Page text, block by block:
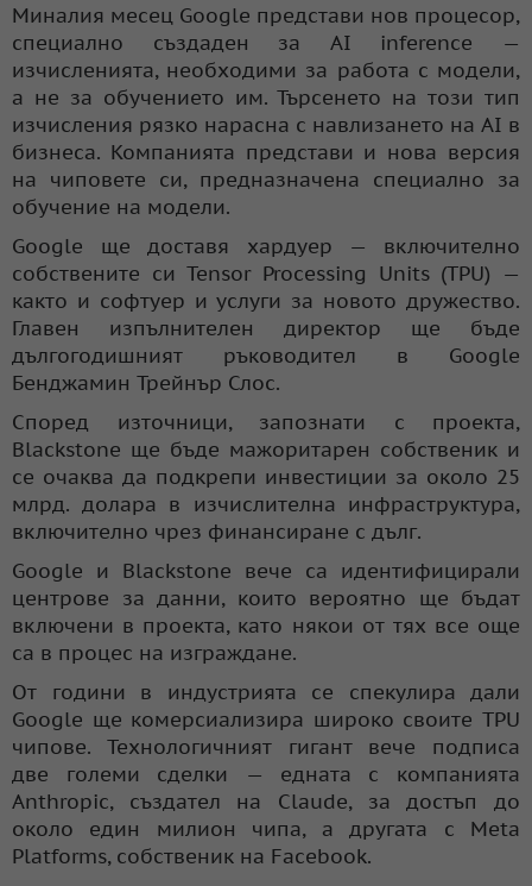
Миналия месец Google представи нов процесор,
специално създаден за AI inference —
изчисленията, необходими за работа с модели,
а не за обучението им. Търсенето на този тип
изчисления рязко нарасна с навлизането на AI в
бизнеса. Компанията представи и нова версия
на чиповете си, предназначена специално за
обучение на модели.
Google ще доставя хардуер — включително
собствените си Tensor Processing Units (TPU) —
както и софтуер и услуги за новото дружество.
Главен изпълнителен директор ще бъде
дългогодишният ръководител в Google
Бенджамин Трейнър Слос.
Според източници, запознати с проекта,
Blackstone ще бъде мажоритарен собственик и
се очаква да подкрепи инвестиции за около 25
млрд. долара в изчислителна инфраструктура,
включително чрез финансиране с дълг.
Google и Blackstone вече са идентифицирали
центрове за данни, които вероятно ще бъдат
включени в проекта, като някои от тях все още
са в процес на изграждане.
От години в индустрията се спекулира дали
Google ще комерсиализира широко своите TPU
чипове. Технологичният гигант вече подписа
две големи сделки — едната с компанията
Anthropic, създател на Claude, за достъп до
около един милион чипа, а другата с Meta
Platforms, собственик на Facebook.